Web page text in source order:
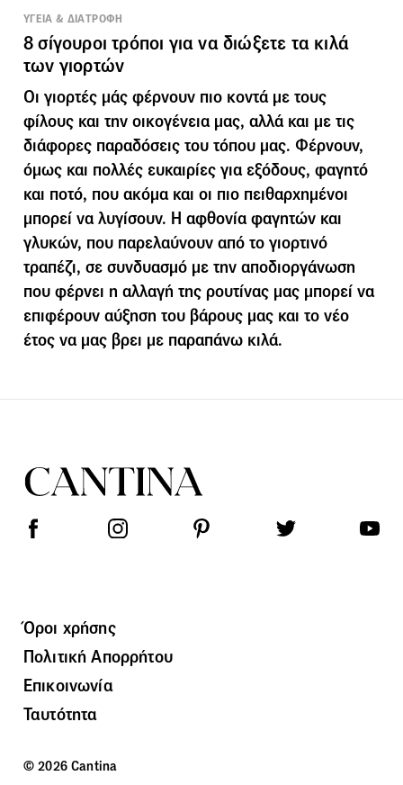
ΥΓΕΙΑ & ΔΙΑΤΡΟΦΗ
8 σίγουροι τρόποι για να διώξετε τα κιλά
των γιορτών
Οι γιορτές μάς φέρνουν πιο κοντά με τους
φίλους και την οικογένεια μας, αλλά και με τις
διάφορες παραδόσεις του τόπου μας. Φέρνουν,
όμως και πολλές ευκαιρίες για εξόδους, φαγητό
και ποτό, που ακόμα και οι πιο πειθαρχημένοι
μπορεί να λυγίσουν. Η αφθονία φαγητών και
γλυκών, που παρελαύνουν από το γιορτινό
τραπέζι, σε συνδυασμό με την αποδιοργάνωση
που φέρνει η αλλαγή της ρουτίνας μας μπορεί να
επιφέρουν αύξηση του βάρους μας και το νέο
έτος να μας βρει με παραπάνω κιλά.
Όροι χρήσης
Πολιτική Απορρήτου
Επικοινωνία
Ταυτότητα
© 2026 Cantina